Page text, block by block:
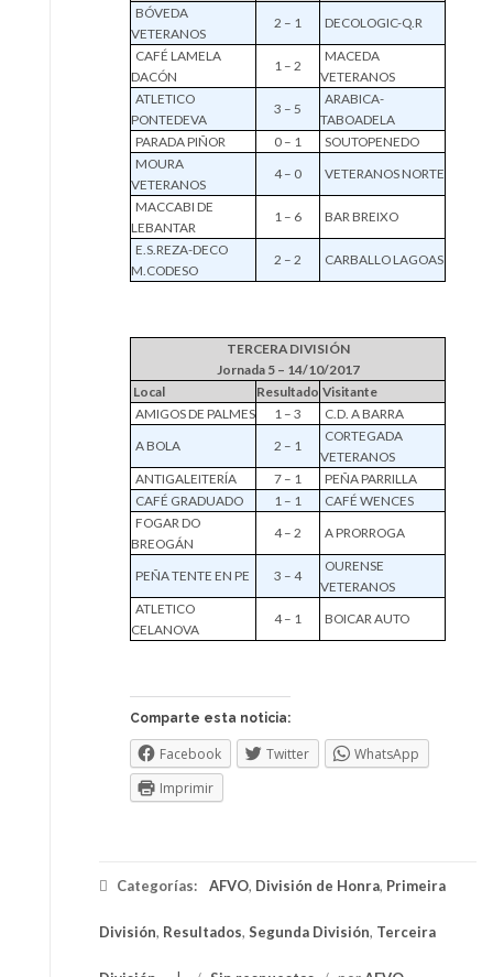
BÓVEDA
VETERANOS
2 – 1
DECOLOGIC-Q.R
CAFÉ LAMELA
DACÓN
1 – 2
MACEDA
VETERANOS
ATLETICO
PONTEDEVA
3 – 5
ARABICA-
TABOADELA
PARADA PIÑOR
0 – 1
SOUTOPENEDO
MOURA
VETERANOS
4 – 0
VETERANOS NORTE
MACCABI DE
LEBANTAR
1 – 6
BAR BREIXO
E.S.REZA-DECO
M.CODESO
2 – 2 CARBALLO LAGOAS
TERCERA DIVISIÓN
Jornada 5 – 14/10/2017
Local
Resultado Visitante
AMIGOS DE PALMES
1 – 3
C.D. A BARRA
A BOLA
2 – 1
CORTEGADA
VETERANOS
ANTIGALEITERÍA
7 – 1
PEÑA PARRILLA
CAFÉ GRADUADO
1 – 1
CAFÉ WENCES
FOGAR DO
BREOGÁN
4 – 2 A PRORROGA
PEÑA TENTE EN PE 3 – 4
OURENSE
VETERANOS
ATLETICO
CELANOVA
4 – 1 BOICAR AUTO
Comparte esta noticia:
Facebook Twitter
WhatsApp
Imprimir
Categorías: AFVO, División de Honra, Primeira
División, Resultados, Segunda División, Terceira